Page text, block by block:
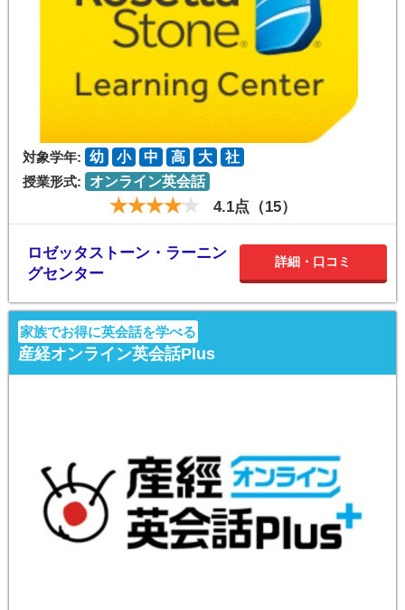
対象学年: 幼 小 中 高 大
社
授業形式:
オンライン英会話
4.1点（15）
ロゼッタストーン・ラーニン
グセンター
詳細・口コミ
家族でお得に英会話を学べる
産経オンライン英会話Plus